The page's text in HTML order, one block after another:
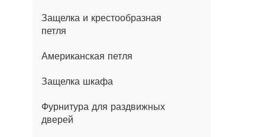
Защелка и крестообразная
петля
Американская петля
Защелка шкафа
Фурнитура для раздвижных
дверей